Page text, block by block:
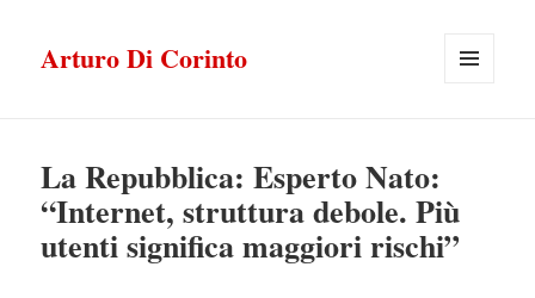
Arturo Di Corinto
La Repubblica: Esperto Nato:
“Internet, struttura debole. Più
utenti significa maggiori rischi”